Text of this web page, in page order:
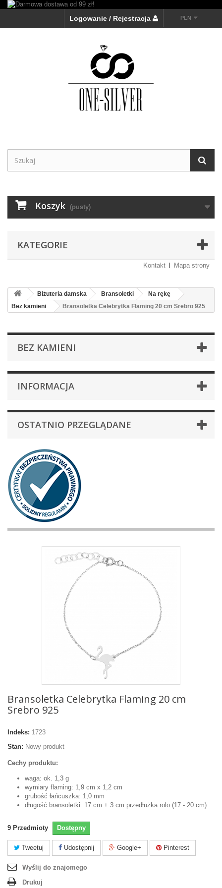
PLN
Logowanie / Rejestracja
Koszyk (pusty)
KATEGORIE
Kontakt Mapa strony
Biżuteria damska Bransoletki
Na rękę
Bez kamieni
Bransoletka Celebrytka Flaming 20 cm Srebro 925
BEZ KAMIENI
INFORMACJA
OSTATNIO PRZEGLĄDANE
Bransoletka Celebrytka Flaming 20 cm
Srebro 925
Indeks: 1723
Stan: Nowy produkt
Cechy produktu:
waga: ok. 1,3 g
wymiary flaming: 1,9 cm x 1,2 cm
grubość łańcuszka: 1,0 mm
długość bransoletki: 17 cm + 3 cm przedłużka rolo (17 - 20 cm)
9 Przedmioty Dostępny
Tweetuj Udostępnij Google+ Pinterest
Wyślij do znajomego
Drukuj